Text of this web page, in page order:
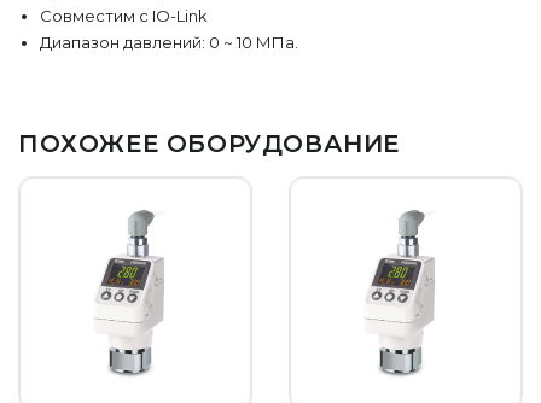
Совместим c IO-Link
Диапазон давлений: 0 ~ 10 МПа.
ПОХОЖЕЕ ОБОРУДОВАНИЕ